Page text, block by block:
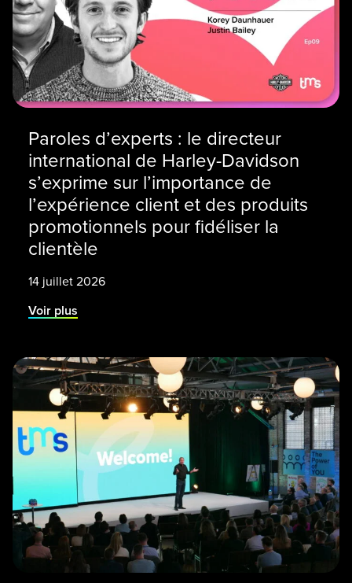
Paroles d’experts : le directeur
international de Harley-Davidson
s’exprime sur l’importance de
l’expérience client et des produits
promotionnels pour fidéliser la
clientèle
14 juillet 2026
Voir plus